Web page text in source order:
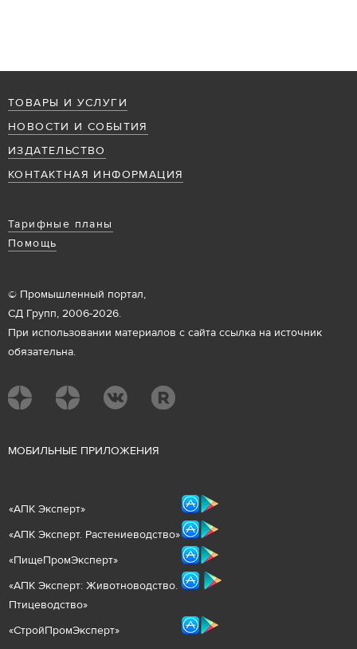
ТОВАРЫ И УСЛУГИ
НОВОСТИ И СОБЫТИЯ
ИЗДАТЕЛЬСТВО
КОНТАКТНАЯ ИНФОРМАЦИЯ
Тарифные планы
Помощь
© Промышленный портал,
СД Групп, 2006-2026.
При использовании материалов с сайта ссылка на источник
обязательна.
МОБИЛЬНЫЕ ПРИЛОЖЕНИЯ
«АПК Эксперт»
«АПК Эксперт. Растениеводство»
«ПищеПромЭксперт»
«АПК Эксперт: Животноводство.
Птицеводство»
«СтройПромЭксперт»